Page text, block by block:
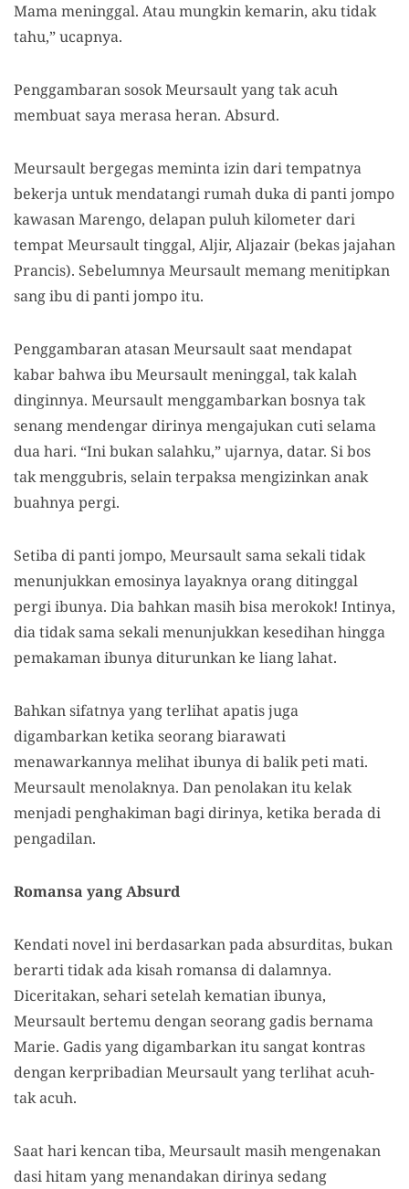
Mama meninggal. Atau mungkin kemarin, aku tidak
tahu,”ucapnya.
Penggambaran sosok Meursault yang tak acuh
membuat saya merasa heran. Absurd.
Meursault bergegasmemintaizin dari tempatnya
bekerja untuk mendatangi rumah duka di panti jompo
kawasan Marengo, delapan puluh kilometer dari
tempat Meursault tinggal, Aljir, Aljazair (bekas jajahan
Prancis). SebelumnyaMeursaultmemang menitipkan
sang ibu di panti jompo itu.
Penggambaran atasanMeursaultsaat mendapat
kabar bahwa ibuMeursaultmeninggal, tak kalah
dinginnya. Meursault menggambarkan bosnya tak
senang mendengar dirinya mengajukan cuti selama
dua hari. “Ini bukan salahku,” ujarnya, datar. Si bos
tak menggubris, selain terpaksa mengizinkananak
buahnyapergi.
Setiba di panti jompo, Meursault sama sekali tidak
menunjukkan emosinyalayaknya orang ditinggal
pergi ibunya. Dia bahkan masih bisa merokok! Intinya,
dia tidak sama sekali menunjukkan kesedihan hingga
pemakaman ibunya diturunkan ke liang lahat.
Bahkan sifatnya yang terlihat apatis juga
digambarkan ketika seorang biarawati
menawarkannya melihat ibunya di balik peti mati.
Meursault menolaknya. Dan penolakan itu kelak
menjadi penghakiman bagi dirinya, ketika berada di
pengadilan.
Romansa yangAbsurd
Kendati novel ini berdasarkan pada absurditas, bukan
berarti tidak ada kisah romansa di dalamnya.
Diceritakan, seharisetelahkematian ibunya,
Meursault bertemu dengan seorang gadis bernama
Marie. Gadis yang digambarkan itu sangat kontras
dengan kerpribadian Meursault yang terlihat acuh-
tak acuh.
Saat hari kencan tiba, Meursault masih mengenakan
dasi hitam yang menandakan dirinya sedang